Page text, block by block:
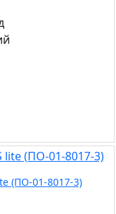
(ПО-01-8017-3)